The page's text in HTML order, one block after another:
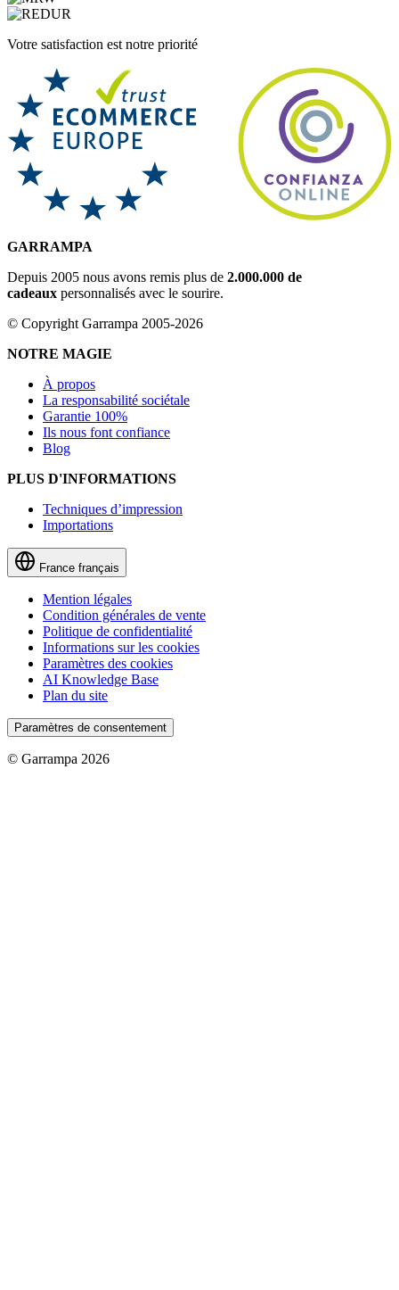
Votre satisfaction est notre priorité
GARRAMPA
Depuis 2005 nous avons remis plus de 2.000.000 de
cadeaux personnalisés avec le sourire.
© Copyright Garrampa 2005-2026
NOTRE MAGIE
À propos
La responsabilité sociétale
Garantie 100%
Ils nous font confiance
Blog
PLUS D'INFORMATIONS
Techniques d’impression
Importations
France français
Mention légales
Condition générales de vente
Politique de confidentialité
Informations sur les cookies
Paramètres des cookies
AI Knowledge Base
Plan du site
Paramètres de consentement
© Garrampa 2026